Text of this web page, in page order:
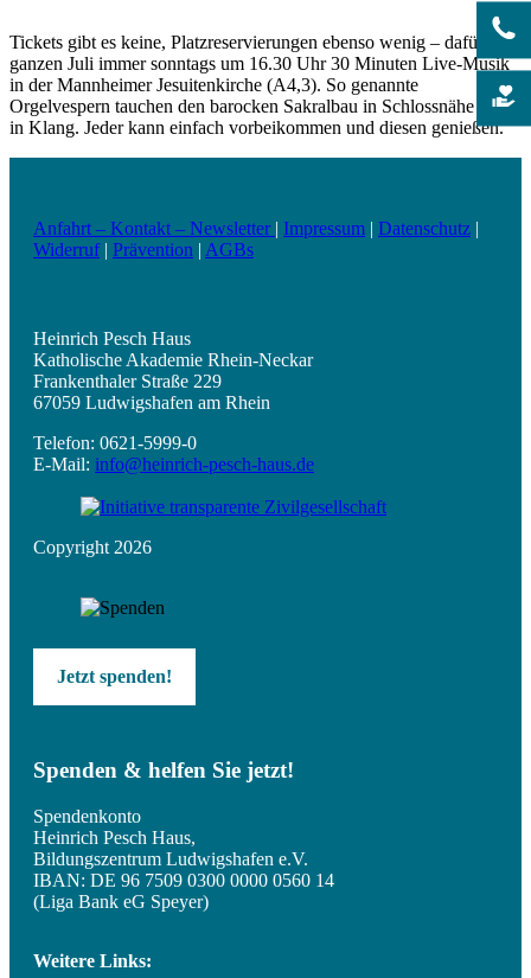
Tickets gibt es keine, Platzreservierungen ebenso wenig – dafür den
ganzen Juli immer sonntags um 16.30 Uhr 30 Minuten Live-Musik
in der Mannheimer Jesuitenkirche (A4,3). So genannte
Orgelvespern tauchen den barocken Sakralbau in Schlossnähe dann
in Klang. Jeder kann einfach vorbeikommen und diesen genießen.
Anfahrt – Kontakt – Newsletter | Impressum | Datenschutz |
Widerruf| Prävention | AGBs
Heinrich Pesch Haus
Katholische Akademie Rhein-Neckar
Frankenthaler Straße 229
67059 Ludwigshafen am Rhein
Telefon: 0621-5999-0
E-Mail: info@heinrich-pesch-haus.de
Copyright 2026
Jetzt spenden!
Spenden & helfen Sie jetzt!
Spendenkonto
Heinrich Pesch Haus,
Bildungszentrum Ludwigshafen e.V.
IBAN: DE 96 7509 0300 0000 0560 14
(Liga Bank eG Speyer)
Weitere Links: